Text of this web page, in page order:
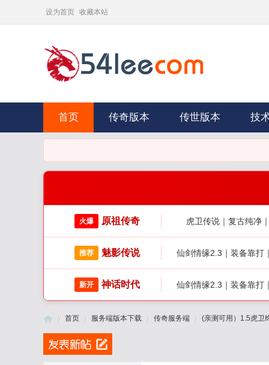
设为首页 收藏本站
首页 传奇版本 传世版本 技
火爆 原祖传奇 虎卫传说｜复古纯净
推荐 魅影传说 仙剑情缘2.3｜装备靠打
新开 神话时代 仙剑情缘2.3｜装备靠打
首页 服务端版本下载 传奇服务端 (亲测可用）1.5虎卫